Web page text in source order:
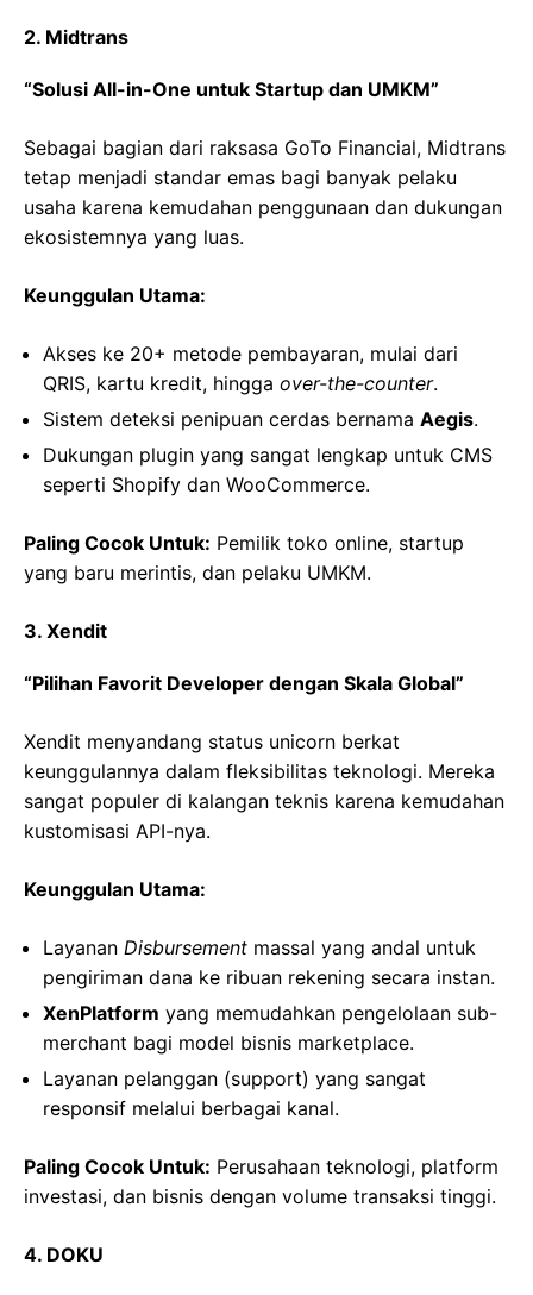
2. Midtrans
“Solusi All-in-One untuk Startup dan UMKM”
Sebagai bagian dari raksasa GoTo Financial, Midtrans
tetap menjadi standar emas bagi banyak pelaku
usaha karena kemudahan penggunaan dan dukungan
ekosistemnya yang luas.
Keunggulan Utama:
Akses ke 20+ metode pembayaran, mulai dari
QRIS, kartu kredit, hingga over-the-counter.
Sistem deteksi penipuan cerdas bernama Aegis.
Dukungan plugin yang sangat lengkap untuk CMS
seperti Shopify dan WooCommerce.
Paling Cocok Untuk: Pemilik toko online, startup
yang baru merintis, dan pelaku UMKM.
3. Xendit
“Pilihan Favorit Developer dengan Skala Global”
Xendit menyandang status unicorn berkat
keunggulannya dalam fleksibilitas teknologi. Mereka
sangat populer di kalangan teknis karena kemudahan
kustomisasi API-nya.
Keunggulan Utama:
Layanan Disbursement massal yang andal untuk
pengiriman dana ke ribuan rekening secara instan.
XenPlatform yang memudahkan pengelolaan sub-
merchant bagi model bisnis marketplace.
Layanan pelanggan (support) yang sangat
responsif melalui berbagai kanal.
Paling Cocok Untuk: Perusahaan teknologi, platform
investasi, dan bisnis dengan volume transaksi tinggi.
4. DOKU